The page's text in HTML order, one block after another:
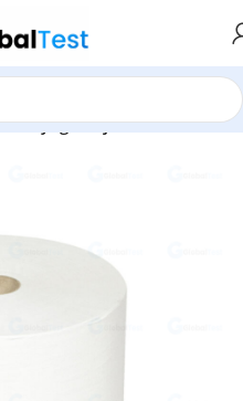
Essuyage et jetable